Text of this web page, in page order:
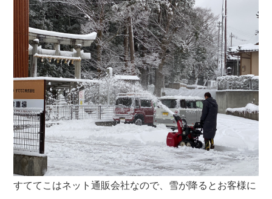
Corporate philosophy
History
Retail business
Private brand products
Wholesale
Seeking new supplier
公司概要
企业理念
沿革
零售业
自有品牌产品
批发的
募集制造公司
すててこはネット通販会社なので、雪が降るとお客様に